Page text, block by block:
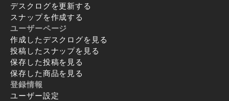
デスクログを更新する
スナップを作成する
ユーザーページ
作成したデスクログを見る
投稿したスナップを見る
保存した投稿を見る
保存した商品を見る
登録情報
ユーザー設定